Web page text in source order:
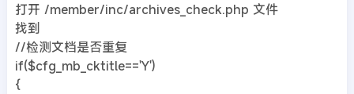
打开 /member/inc/archives_check.php 文件
找到
//检测文档是否重复
if($cfg_mb_cktitle=='Y')
{